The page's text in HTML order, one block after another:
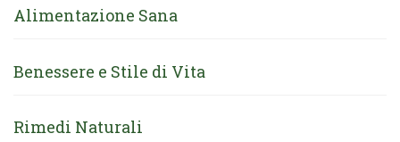
Alimentazione Sana
Benessere e Stile di Vita
Rimedi Naturali